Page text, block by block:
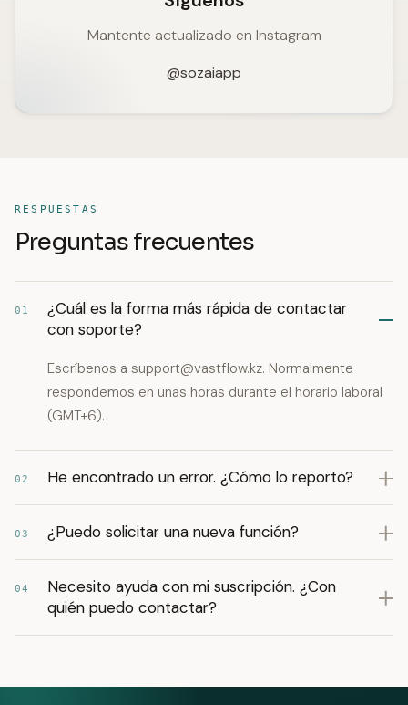
Mantente actualizado en Instagram
@sozaiapp
RESPUESTAS
Preguntas frecuentes
01
¿Cuál es la forma más rápida de contactar
con soporte?
Escríbenos a support@vastflow.kz. Normalmente
respondemos en unas horas durante el horario laboral
(GMT+6).
02 He encontrado un error. ¿Cómo lo reporto?
03 ¿Puedo solicitar una nueva función?
04
Necesito ayuda con mi suscripción. ¿Con
quién puedo contactar?